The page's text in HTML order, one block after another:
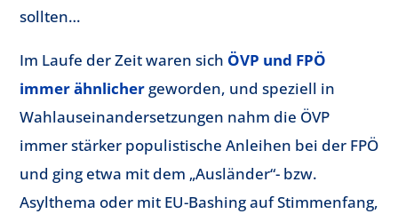
sollten…
Im Laufe der Zeit waren sich ÖVP und FPÖ
immer ähnlichergeworden, und speziell in
Wahlauseinandersetzungen nahm die ÖVP
immer stärker populistische Anleihen bei der FPÖ
und ging etwa mit dem „Ausländer“- bzw.
Asylthema oder mit EU-Bashing auf Stimmenfang,